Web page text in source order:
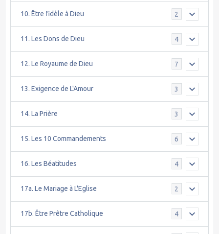
10. Être fidèle à Dieu 2
11. Les Dons de Dieu 4
12. Le Royaume de Dieu 7
13. Exigence de L'Amour 3
14. La Prière 3
15. Les 10 Commandements 6
16. Les Béatitudes 4
17a. Le Mariage à L'Eglise 2
17b. Être Prêtre Catholique 4